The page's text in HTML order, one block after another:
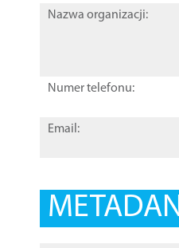
Nazwa organizacji:
Numer telefonu:
Email: